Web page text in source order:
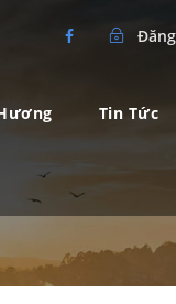
Tin Tức